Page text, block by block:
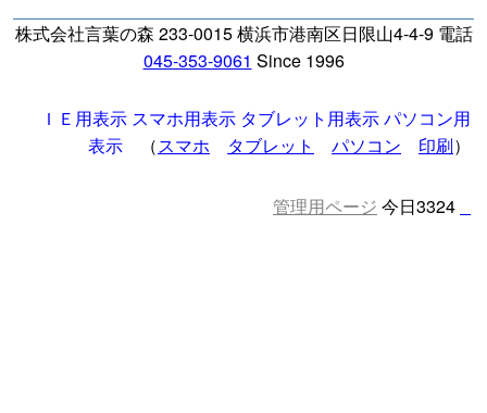
株式会社言葉の森 233-0015 横浜市港南区日限山4-4-9 電話
045-353-9061 Since 1996
ＩＥ用表示 スマホ用表示 タブレット用表示パソコン用
表示 （スマホ タブレット パソコン 印刷）
管理用ページ 今日3324